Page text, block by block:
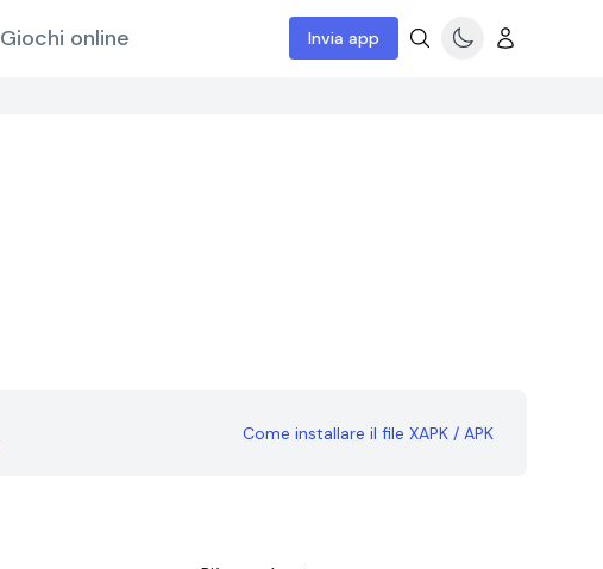
Giochi online Invia app
Come installare il file XAPK / APK